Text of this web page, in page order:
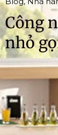
Công
nhỏ